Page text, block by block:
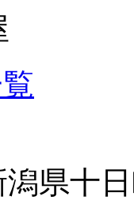
潟県十